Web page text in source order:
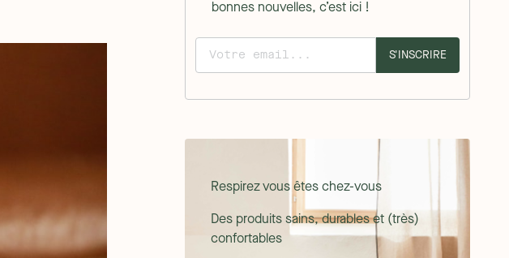
bonnes nouvelles, c’est ici !
S'INSCRIRE
Respirez vous êtes chez-vous
Des produits sains, durables et (très)
confortables